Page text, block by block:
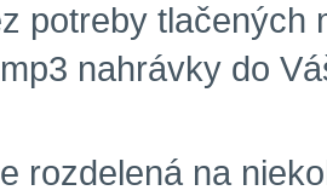
potreby tlačených
nahrávky do
rozdelená na